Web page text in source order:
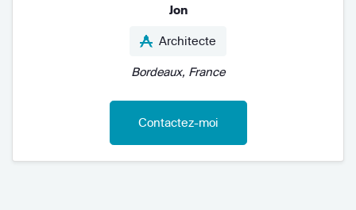
Jon
Architecte
Bordeaux, France
Contactez-moi